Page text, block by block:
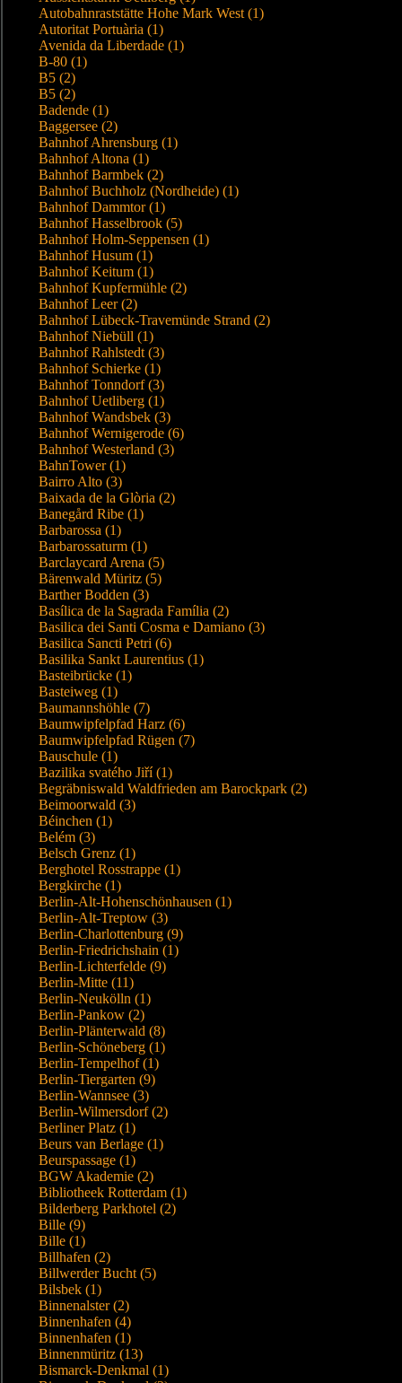
Autobahnraststätte Hohe Mark West (1)
Autoritat Portuària (1)
Avenida da Liberdade (1)
B-80 (1)
B5 (2)
B5 (2)
Badende (1)
Baggersee (2)
Bahnhof Ahrensburg (1)
Bahnhof Altona (1)
Bahnhof Barmbek (2)
Bahnhof Buchholz (Nordheide) (1)
Bahnhof Dammtor (1)
Bahnhof Hasselbrook (5)
Bahnhof Holm-Seppensen (1)
Bahnhof Husum (1)
Bahnhof Keitum (1)
Bahnhof Kupfermühle (2)
Bahnhof Leer (2)
Bahnhof Lübeck-Travemünde Strand (2)
Bahnhof Niebüll (1)
Bahnhof Rahlstedt (3)
Bahnhof Schierke (1)
Bahnhof Tonndorf (3)
Bahnhof Uetliberg (1)
Bahnhof Wandsbek (3)
Bahnhof Wernigerode (6)
Bahnhof Westerland (3)
BahnTower (1)
Bairro Alto (3)
Baixada de la Glòria (2)
Banegård Ribe (1)
Barbarossa (1)
Barbarossaturm (1)
Barclaycard Arena (5)
Bärenwald Müritz (5)
Barther Bodden (3)
Basílica de la Sagrada Família (2)
Basilica dei Santi Cosma e Damiano (3)
Basilica Sancti Petri (6)
Basilika Sankt Laurentius (1)
Basteibrücke (1)
Basteiweg (1)
Baumannshöhle (7)
Baumwipfelpfad Harz (6)
Baumwipfelpfad Rügen (7)
Bauschule (1)
Bazilika svatého Jiří (1)
Begräbniswald Waldfrieden am Barockpark (2)
Beimoorwald (3)
Béinchen (1)
Belém (3)
Belsch Grenz (1)
Berghotel Rosstrappe (1)
Bergkirche (1)
Berlin-Alt-Hohenschönhausen (1)
Berlin-Alt-Treptow (3)
Berlin-Charlottenburg (9)
Berlin-Friedrichshain (1)
Berlin-Lichterfelde (9)
Berlin-Mitte (11)
Berlin-Neukölln (1)
Berlin-Pankow (2)
Berlin-Plänterwald (8)
Berlin-Schöneberg (1)
Berlin-Tempelhof (1)
Berlin-Tiergarten (9)
Berlin-Wannsee (3)
Berlin-Wilmersdorf (2)
Berliner Platz (1)
Beurs van Berlage (1)
Beurspassage (1)
BGW Akademie (2)
Bibliotheek Rotterdam (1)
Bilderberg Parkhotel (2)
Bille (9)
Bille (1)
Billhafen (2)
Billwerder Bucht (5)
Bilsbek (1)
Binnenalster (2)
Binnenhafen (4)
Binnenhafen (1)
Binnenmüritz (13)
Bismarck-Denkmal (1)